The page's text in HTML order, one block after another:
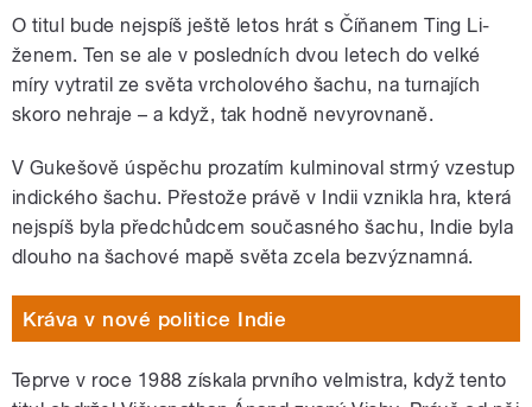
O titul bude nejspíš ještě letos hrát s Číňanem Ting Li-
ženem. Ten se ale v posledních dvou letech do velké
míry vytratil ze světa vrcholového šachu, na turnajích
skoro nehraje – a když, tak hodně nevyrovnaně.
V Gukešově úspěchu prozatím kulminoval strmý vzestup
indického šachu. Přestože právě v Indii vznikla hra, která
nejspíš byla předchůdcem současného šachu, Indie byla
dlouho na šachové mapě světa zcela bezvýznamná.
Kráva v nové politice Indie
Teprve v roce 1988 získala prvního velmistra, když tento